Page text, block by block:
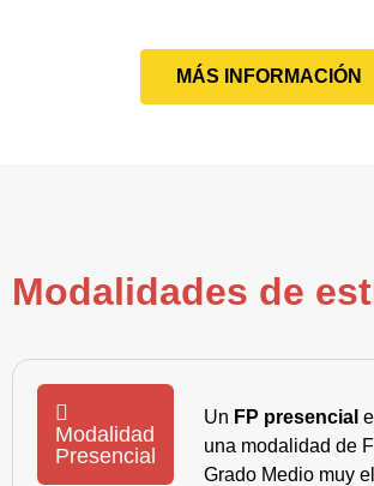
MÁS INFORMACIÓN
Modalidades de
Modalidad
Presencial
Un FP presencial
una modalidad de
Grado Medio muy